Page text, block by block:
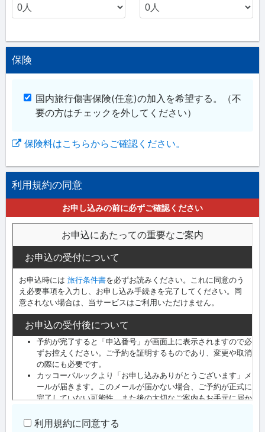
保険
国内旅行傷害保険(任意)の加入を希望する。
（不
要の方はチェックを外してください）
保険料はこちらからご確認ください。
利用規約の同意
お申し込みの前に必ずご確認ください
利用規約に同意する